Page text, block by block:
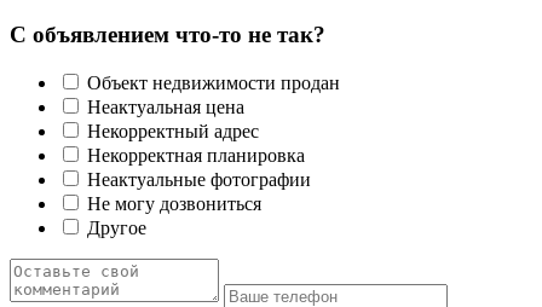
С объявлением что-то не так?
Объект недвижимости продан
Неактуальная цена
Некорректный адрес
Некорректная планировка
Неактуальные фотографии
Не могу дозвониться
Другое